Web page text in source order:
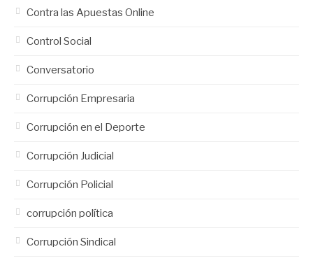
Contra las Apuestas Online
Control Social
Conversatorio
Corrupción Empresaria
Corrupción en el Deporte
Corrupción Judicial
Corrupción Policial
corrupción política
Corrupción Sindical